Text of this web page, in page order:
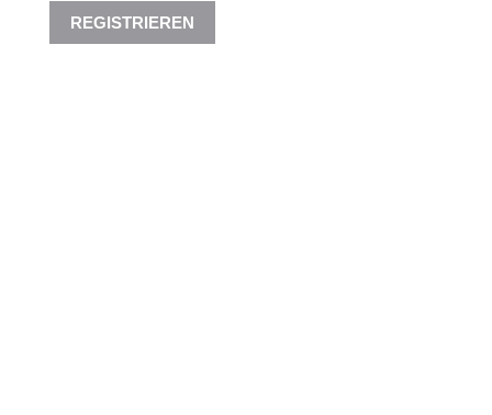
REGISTRIEREN